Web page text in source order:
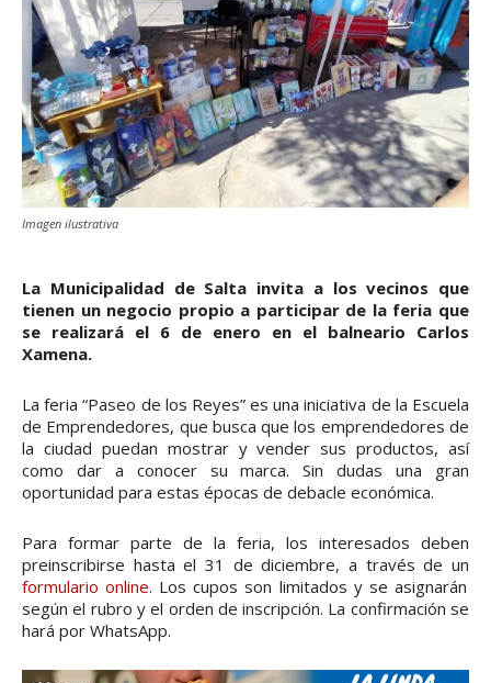
Imagen ilustrativa
La Municipalidad de Salta invita a los vecinos que
tienen un negocio propio a participar de la feria que
se realizará el 6 de enero en el balneario Carlos
Xamena.
La feria “Paseo de los Reyes” es una iniciativa de la Escuela
de Emprendedores, que busca que los emprendedores de
la ciudad puedan mostrar y vender sus productos, así
como dar a conocer su marca. Sin dudas una gran
oportunidad para estas épocas de debacle económica.
Para formar parte de la feria, los interesados deben
preinscribirse hasta el 31 de diciembre, a través de un
formulario online. Los cupos son limitados y se asignarán
según el rubro y el orden de inscripción. La confirmación se
hará por WhatsApp.